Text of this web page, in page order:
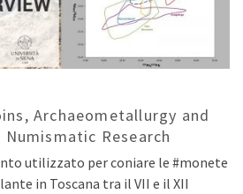
Archaeometallurgy and
Research
utilizzato per coniare le #monete
in Toscana tra il VII e il XII